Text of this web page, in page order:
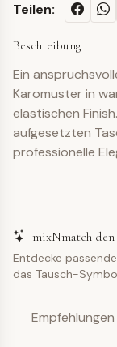
Teilen:
Beschreibung
Ein
Karomuster in
elastischen
aufgesetzten
professionelle
mixNmatch
Entdecke
das Tausch-